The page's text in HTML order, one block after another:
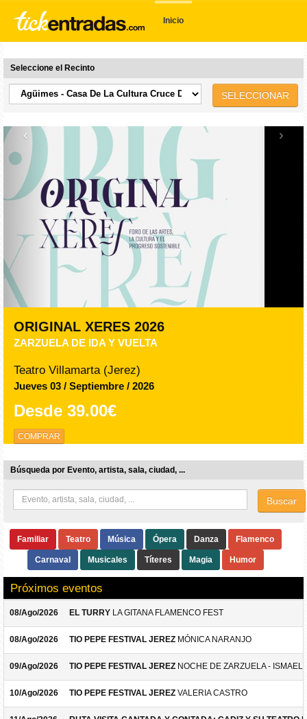
Inicio
Seleccione el Recinto
SELECCIONAR
‹ ›
ORIGINAL XERES 2026
ZARZUELA DE IDA Y VUELTA
Teatro Villamarta (Jerez)
Jueves 03 / Septiembre / 2026
Desde 39.00€
COMPRAR
Búsqueda por Evento, artista, sala, ciudad, ...
Buscar
Familiar Teatro Música Ópera Danza Flamenco
Carnaval Musicales Títeres Magia Humor
Próximos eventos
08/Ago/2026 EL TURRY LA GITANA FLAMENCO FEST
08/Ago/2026 TIO PEPE FESTIVAL JEREZ MÓNICA NARANJO
09/Ago/2026 TIO PEPE FESTIVAL JEREZ NOCHE DE ZARZUELA -
10/Ago/2026 TIO PEPE FESTIVAL JEREZ VALERIA CASTRO